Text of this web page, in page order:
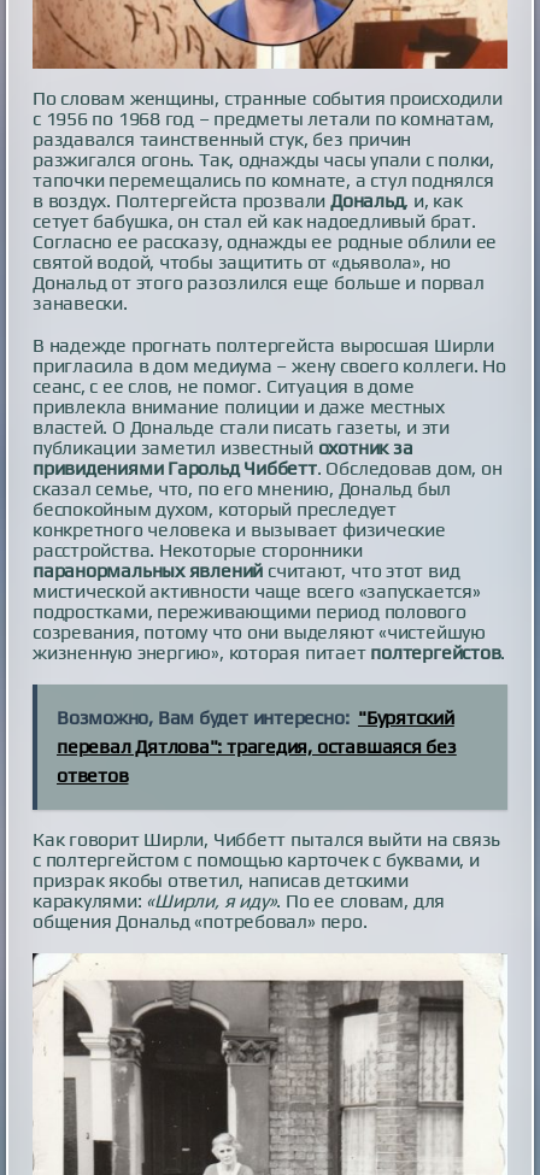
По словам женщины, странные события происходили
с 1956 по 1968 год – предметы летали по комнатам,
раздавался таинственный стук, без причин
разжигался огонь. Так, однажды часы упали с полки,
тапочки перемещались по комнате, а стул поднялся
в воздух. Полтергейста прозвали Дональд, и, как
сетует бабушка, он стал ей как надоедливый брат.
Согласно ее рассказу, однажды ее родные облили ее
святой водой, чтобы защитить от «дьявола», но
Дональд от этого разозлился еще больше и порвал
занавески.
В надежде прогнать полтергейста выросшая Ширли
пригласила в дом медиума – жену своего коллеги. Но
сеанс, с ее слов, не помог. Ситуация в доме
привлекла внимание полиции и даже местных
властей. О Дональде стали писать газеты, и эти
публикации заметил известный охотник за
привидениями Гарольд Чиббетт. Обследовав дом, он
сказал семье, что, по его мнению, Дональд был
беспокойным духом, который преследует
конкретного человека и вызывает физические
расстройства. Некоторые сторонники
паранормальных явлений считают, что этот вид
мистической активности чаще всего «запускается»
подростками, переживающими период полового
созревания, потому что они выделяют «чистейшую
жизненную энергию», которая питает полтергейстов.
Возможно, Вам будет интересно: "Бурятский
перевал Дятлова": трагедия, оставшаяся без
ответов
Как говорит Ширли, Чиббетт пытался выйти на связь
с полтергейстом с помощью карточек с буквами, и
призрак якобы ответил, написав детскими
каракулями: «Ширли, я иду». По ее словам, для
общения Дональд «потребовал» перо.